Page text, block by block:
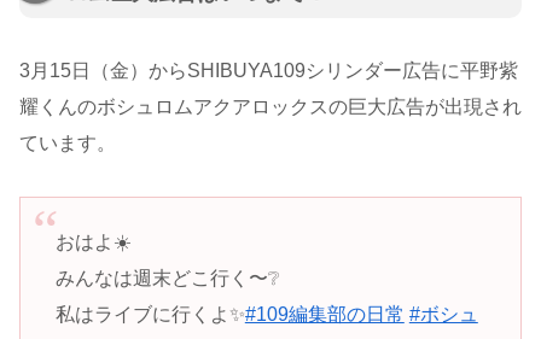
3月15日（金）からSHIBUYA109シリンダー広告に平野紫
耀くんのボシュロムアクアロックスの巨大広告が出現され
ています。
おはよ☀️
みんなは週末どこ行く〜❔
私はライブに行くよ✨#109編集部の日常 #ボシュ